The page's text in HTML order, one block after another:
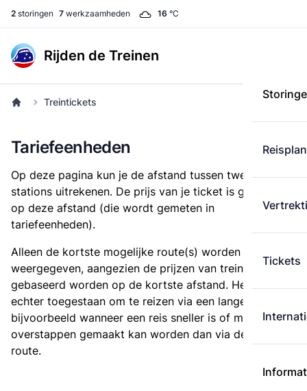
2 storingen 7 werkzaamheden 16 °C
Rijden de Treinen
Tickets
Treintickets
Tariefeenheden
Op deze pagina kun je de afstand tussen twee
stations uitrekenen. De prijs van je ticket is gebaseerd
op deze afstand (die wordt gemeten in
tariefeenheden).
Alleen de kortste mogelijke route(s) worden
weergegeven, aangezien de prijzen van treintickets
gebaseerd worden op de kortste afstand. Het is
echter toegestaan om te reizen via een langere route,
bijvoorbeeld wanneer een reis sneller is of met minder
overstappen gemaakt kan worden dan via de kortste
route.